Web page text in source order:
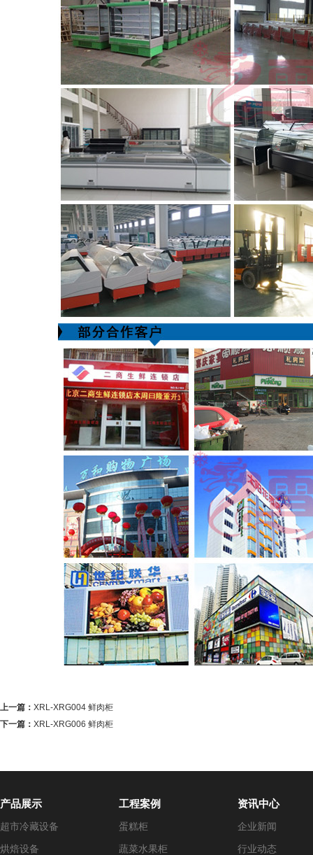
上一篇： XRL-XRG004 鲜肉柜
下一篇： XRL-XRG006 鲜肉柜
产品展示
超市冷藏设备
烘焙设备
工程案例
蛋糕柜
蔬菜水果柜
资讯中心
企业新闻
行业动态